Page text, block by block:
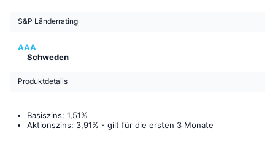
S&P Länderrating
AAA
Schweden
Produktdetails
Basiszins: 1,51%
Aktionszins: 3,91% - gilt für die ersten 3 Monate